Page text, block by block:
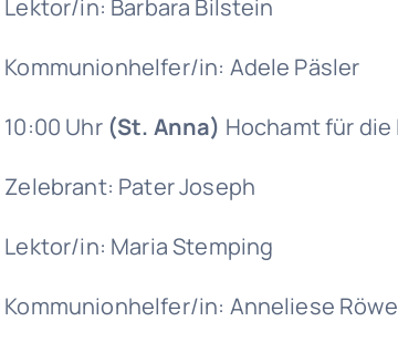
Lektor/in: Barbara Bilstein
Kommunionhelfer/in: Adele Päsler
10:00 Uhr(St. Anna) Hochamt für
Zelebrant: Pater Joseph
Lektor/in: Maria Stemping
Kommunionhelfer/in: Anneliese